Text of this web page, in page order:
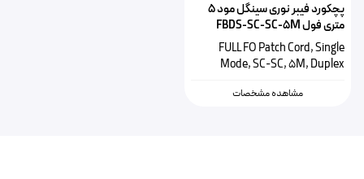
پچکورد فیبر نوری سینگل مود ۵
متری فول FBDS-SC-SC-5M
FULL FO Patch Cord, Single
Mode, SC-SC, 5M, Duplex
مشاهده مشخصات